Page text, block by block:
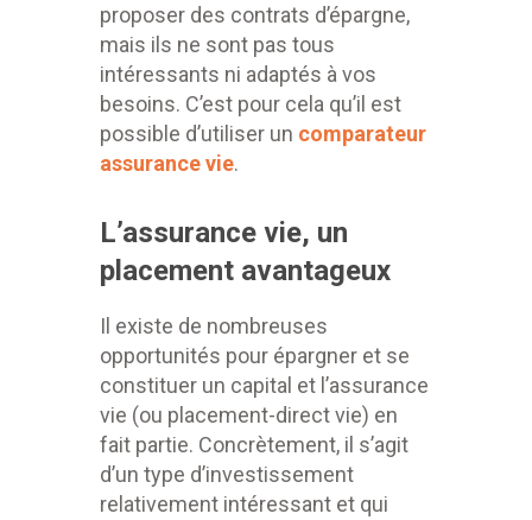
proposer des contrats d’épargne,
mais ils ne sont pas tous
intéressants ni adaptés à vos
besoins. C’est pour cela qu’il est
possible d’utiliser un comparateur
assurance vie.
L’assurance vie, un
placement avantageux
Il existe de nombreuses
opportunités pour épargner et se
constituer un capital et l’assurance
vie (ou placement-direct vie) en
fait partie. Concrètement, il s’agit
d’un type d’investissement
relativement intéressant et qui